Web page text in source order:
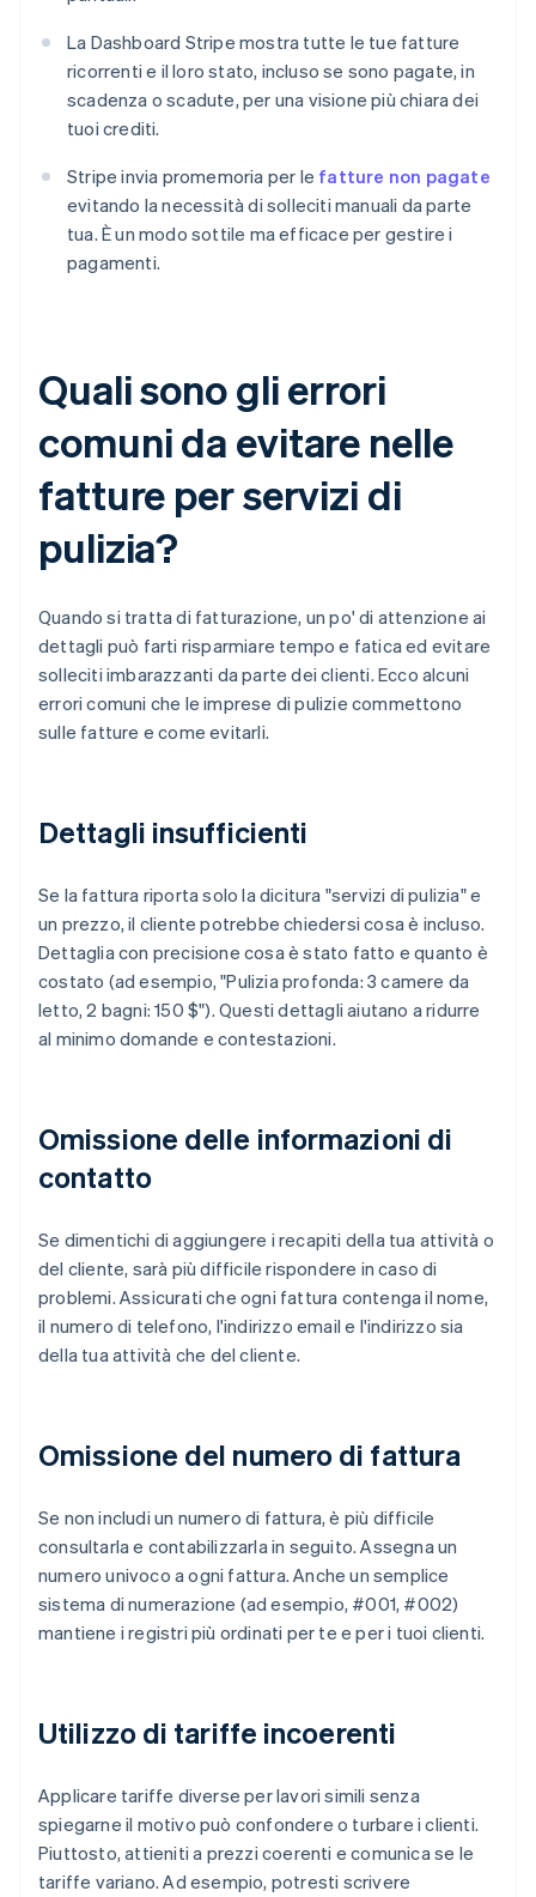
La Dashboard Stripe mostra tutte le tue fatture
ricorrenti e il loro stato, incluso se sono pagate, in
scadenza o scadute, per una visione più chiara dei
tuoi crediti.
Stripe invia promemoria per le fatture non pagate
evitando la necessità di solleciti manuali da parte
tua. È un modo sottile ma efficace per gestire i
pagamenti.
Quali sono gli errori
comuni da evitare nelle
fatture per servizi di
pulizia?
Quando si tratta di fatturazione, un po' di attenzione ai
dettagli può farti risparmiare tempo e fatica ed evitare
solleciti imbarazzanti da parte dei clienti. Ecco alcuni
errori comuni che le imprese di pulizie commettono
sulle fatture e come evitarli.
Dettagli insufficienti
Se la fattura riporta solo la dicitura "servizi di pulizia" e
un prezzo, il cliente potrebbe chiedersi cosa è incluso.
Dettaglia con precisione cosa è stato fatto e quanto è
costato (ad esempio, "Pulizia profonda: 3 camere da
letto, 2 bagni: 150 $"). Questi dettagli aiutano a ridurre
al minimo domande e contestazioni.
Omissione delle informazioni di
contatto
Se dimentichi di aggiungere i recapiti della tua attività o
del cliente, sarà più difficile rispondere in caso di
problemi. Assicurati che ogni fattura contenga il nome,
il numero di telefono, l'indirizzo email e l'indirizzo sia
della tua attività che del cliente.
Omissione del numero di fattura
Se non includi un numero di fattura, è più difficile
consultarla e contabilizzarla in seguito. Assegna un
numero univoco a ogni fattura. Anche un semplice
sistema di numerazione (ad esempio, #001, #002)
mantiene i registri più ordinati per te e per i tuoi clienti.
Utilizzo di tariffe incoerenti
Applicare tariffe diverse per lavori simili senza
spiegarne il motivo può confondere o turbare i clienti.
Piuttosto, attieniti a prezzi coerenti e comunica se le
tariffe variano. Ad esempio, potresti scrivere